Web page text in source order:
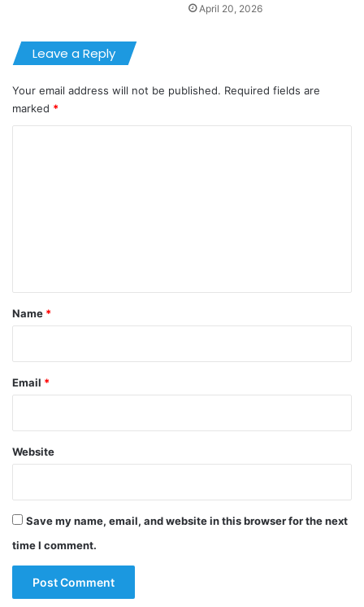
April 20, 2026
Leave a Reply
Your email address will not be published. Required fields are
marked *
*
Name *
Email *
Website
Save my name, email, and website in this browser for the next
time I comment.